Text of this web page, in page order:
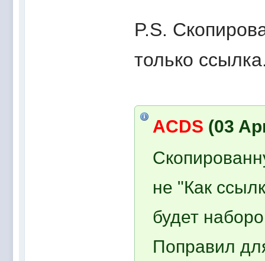
P.S.
только
ACDS (03
не "Как
будет
Поправил